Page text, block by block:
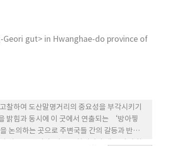
하면서 판소리의 미학적 패러다림을 변화 시
탈, 규격 내지 정형 속에서 무정형과 임기응
확신한다.
gut> in Hwanghae-do province of
찰하여 도산말명거리의 중요성을 부각시키기
밝힘과 동시에 이 굿에서 연출되는 ‘방아찧
논의하는 곳으로 주변국들 간의 갈등과 반목을